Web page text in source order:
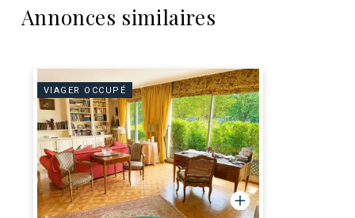
Annonces similaires
VIAGER OCCUPÉ